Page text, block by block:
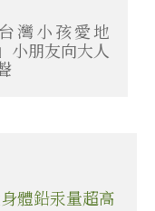
台灣小孩愛地
小朋友向大人
體鉛汞量超高